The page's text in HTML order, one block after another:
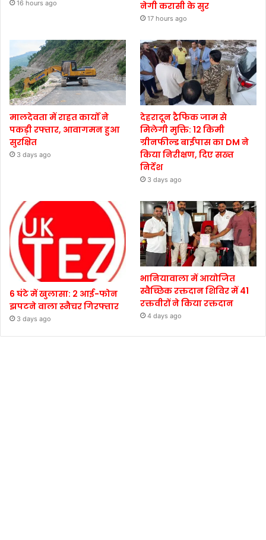
16 hours ago नेगी करासी के सुर
17 hours ago
मालदेवता में राहत कार्यों ने
पकड़ी रफ्तार, आवागमन हुआ
सुरक्षित
3 days ago
देहरादून ट्रैफिक जाम से
मिलेगी मुक्ति: 12 किमी
ग्रीनफील्ड बाईपास का DM ने
किया निरीक्षण, दिए सख्त
निर्देश
3 days ago
6 घंटे में खुलासा: 2 आई-फोन
झपटने वाला स्नैचर गिरफ्तार
3 days ago
भानियावाला में आयोजित
स्वैच्छिक रक्तदान शिविर में 41
रक्तवीरों ने किया रक्तदान
4 days ago